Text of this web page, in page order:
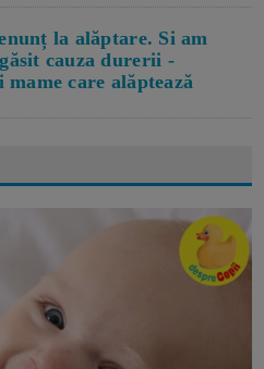
la alăptare. Si am
cauza durerii -
mame care alăptează